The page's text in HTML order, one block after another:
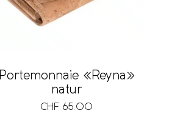
Portemonnaie «Reyna»
natur
CHF 65.00